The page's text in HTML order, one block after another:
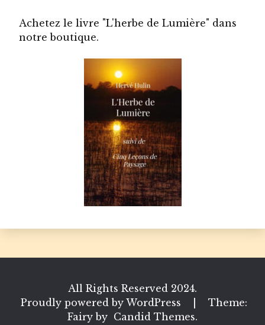
Achetez le livre "L'herbe de Lumière" dans
notre boutique.
All Rights Reserved 2024.
Proudly powered by WordPress
Theme:
Fairy by Candid Themes.